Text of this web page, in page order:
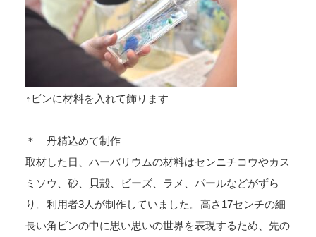
↑ビンに材料を入れて飾ります
＊ 丹精込めて制作
取材した日、ハーバリウムの材料はセンニチコウやカス
ミソウ、砂、貝殻、ビーズ、ラメ、パールなどがずら
り。利用者3人が制作していました。高さ17センチの細
長い角ビンの中に思い思いの世界を表現するため、先の